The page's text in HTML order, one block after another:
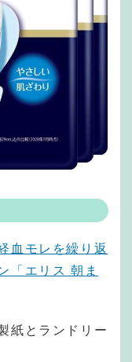
血モレを繰り返
「エリス 朝ま
紙とランドリー